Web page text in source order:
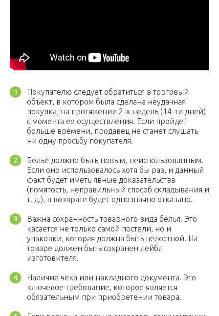
Покупателю следует обратиться в торговый
объект, в котором была сделана неудачная
покупка, на протяжении 2-х недель (14-ти дней)
с момента ее осуществления. Если пройдет
больше времени, продавец не станет слушать
ни одну просьбу покупателя.
Белье должно быть новым, неиспользованным.
Если оно использовалось хотя бы раз, и данный
факт будет иметь явные доказательства
(помятость, неправильный способ складывания и
т. д.), в возврате будет однозначно отказано.
Важна сохранность товарного вида белья. Это
касается не только самой постели, но и
упаковки, которая должна быть целостной. На
товаре должен быть сохранен лейбл
изготовителя.
Наличие чека или накладного документа. Это
ключевое требование, которое является
обязательным при приобретении товара.